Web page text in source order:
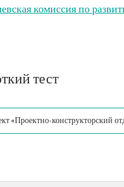
комиссия по
тест
«Проектно-конструкторский